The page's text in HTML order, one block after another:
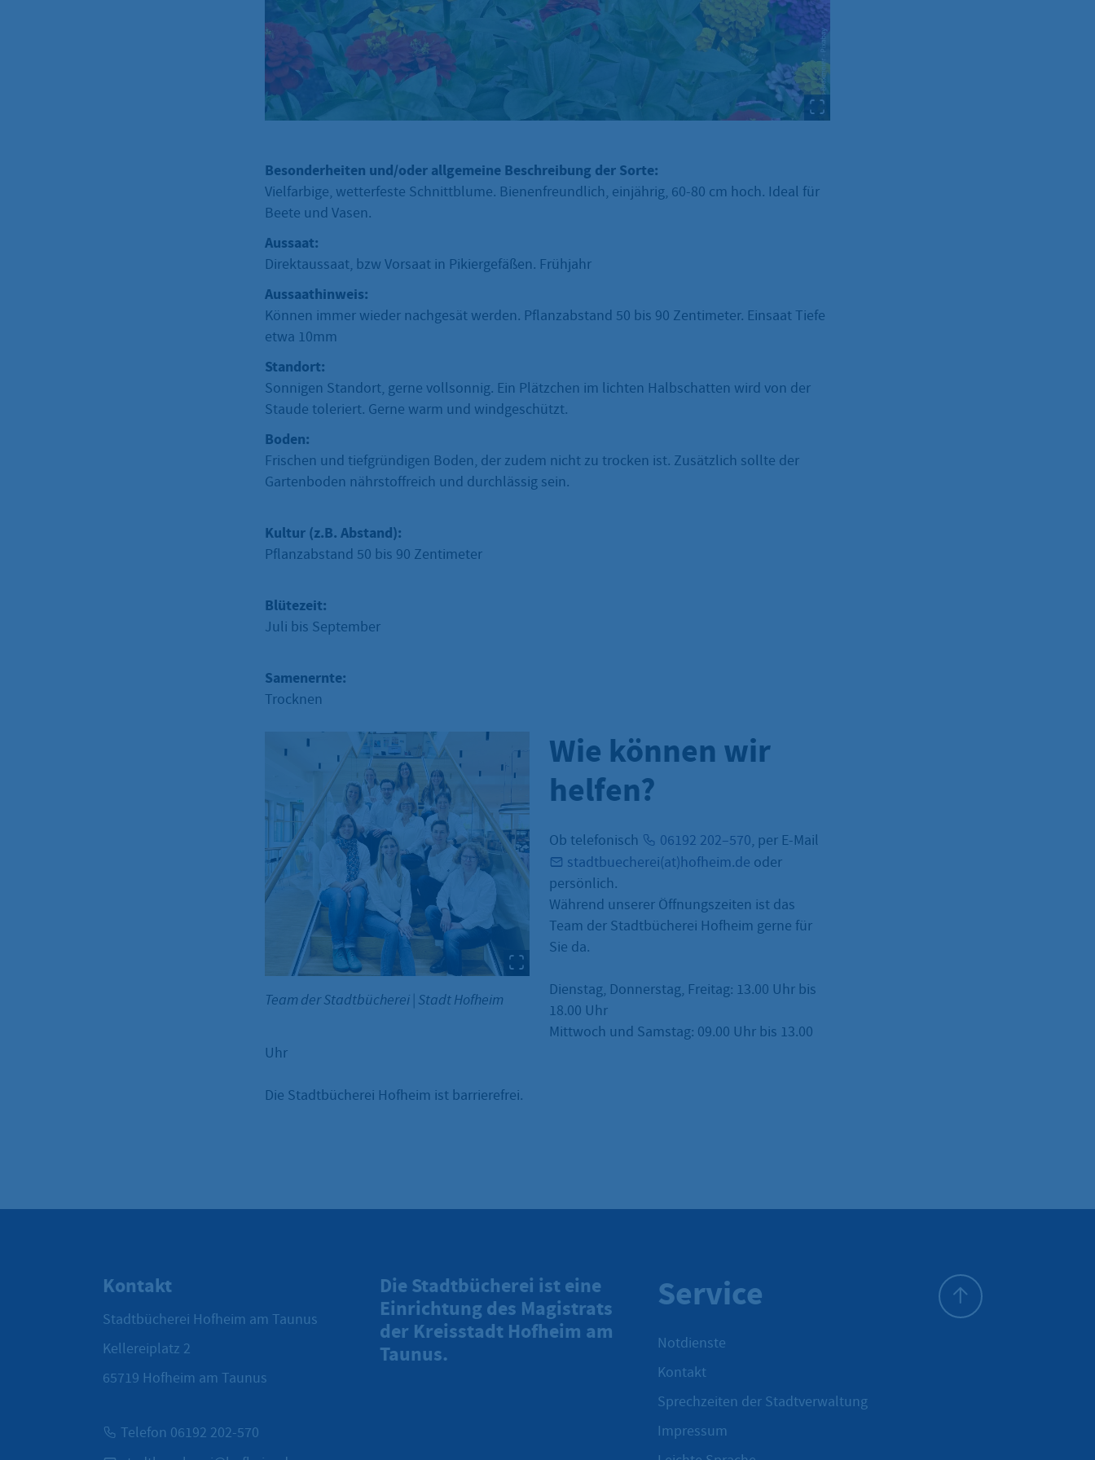
Besonderheiten und/oder allgemeine Beschreibung der Sorte:
Vielfarbige, wetterfeste Schnittblume. Bienenfreundlich, einjährig, 60-80 cm hoch. Ideal für
Beete und Vasen.
Aussaat:
Direktaussaat, bzw Vorsaat in Pikiergefäßen. Frühjahr
Aussaathinweis:
Können immer wieder nachgesät werden. Pflanzabstand 50 bis 90 Zentimeter. Einsaat Tiefe
etwa 10mm
Standort:
Sonnigen Standort, gerne vollsonnig. Ein Plätzchen im lichten Halbschatten wird von der
Staude toleriert. Gerne warm und windgeschützt.
Boden:
Frischen und tiefgründigen Boden, der zudem nicht zu trocken ist. Zusätzlich sollte der
Gartenboden nährstoffreich und durchlässig sein.
Kultur (z.B. Abstand):
Pflanzabstand 50 bis 90 Zentimeter
Blütezeit:
Juli bis September
Samenernte:
Trocknen
Team der Stadtbücherei Stadt Hofheim
Wie können wir
helfen?
Ob telefonisch 06192 202–570, per E-Mail
stadtbuecherei(at)hofheim.de oder
persönlich.
Während unserer Öffnungszeiten ist das
Team der Stadtbücherei Hofheim gerne für
Sie da.
Dienstag, Donnerstag, Freitag: 13.00 Uhr bis
18.00 Uhr
Mittwoch und Samstag: 09.00 Uhr bis 13.00
Uhr
Die Stadtbücherei Hofheim ist barrierefrei.
Kontakt
Stadtbücherei Hofheim am Taunus
Kellereiplatz 2
65719 Hofheim am Taunus
Telefon 06192 202-570
Die Stadtbücherei ist eine
Einrichtung des Magistrats
der Kreisstadt Hofheim am
Taunus.
Service
Notdienste
Kontakt
Sprechzeiten der Stadtverwaltung
Impressum